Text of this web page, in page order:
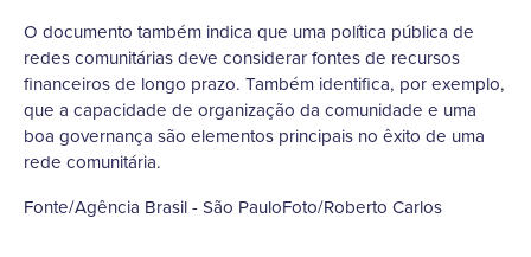
O documento também indica que uma política pública de
redes comunitárias deve considerar fontes de recursos
financeiros de longo prazo. Também identifica, por exemplo,
que a capacidade de organização da comunidade e uma
boa governança são elementos principais no êxito de uma
rede comunitária.
Fonte/Agência Brasil - São PauloFoto/Roberto Carlos